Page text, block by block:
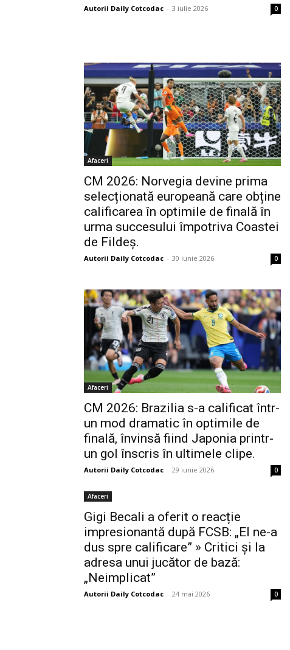
Autorii Daily Cotcodac - 3 iulie 2026 0
Afaceri
CM 2026: Norvegia devine prima
selecționată europeană care obține
calificarea în optimile de finală în
urma succesului împotriva Coastei
de Fildeș.
Autorii Daily Cotcodac - 30 iunie 2026 0
Afaceri
CM 2026: Brazilia s-a calificat într-
un mod dramatic în optimile de
finală, învinsă fiind Japonia printr-
un gol înscris în ultimele clipe.
Autorii Daily Cotcodac - 29 iunie 2026 0
Afaceri
Gigi Becali a oferit o reacție
impresionantă după FCSB: „El ne-a
dus spre calificare” » Critici și la
adresa unui jucător de bază:
„Neimplicat”
Autorii Daily Cotcodac - 24 mai 2026 0